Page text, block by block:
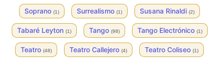
Soprano (1) Surrealismo (1) Susana Rinaldi (2)
Tabaré Leyton (1) Tango (98) Tango Electrónico (1)
Teatro (48) Teatro Callejero (4) Teatro Coliseo (1)